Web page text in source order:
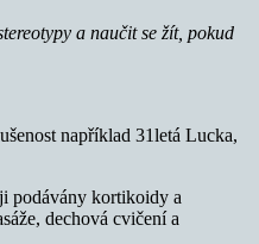
a naučit se žít, pokud
například 31letá Lucka,
podávány kortikoidy a
dechová cvičení a